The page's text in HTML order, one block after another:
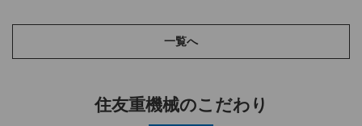
一覧へ
住友重機械のこだわり